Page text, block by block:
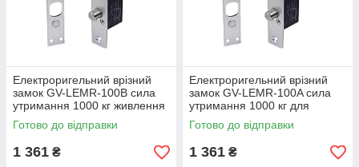
Електроригельний врізний
замок GV-LEMR-100B сила
утримання 1000 кг живлення
12 В
Готово до відправки
1 361 ₴
Електроригельний врізний
замок GV-LEMR-100A сила
утримання 1000 кг для
дерев'яних металевих
дверей
Готово до відправки
1 361 ₴